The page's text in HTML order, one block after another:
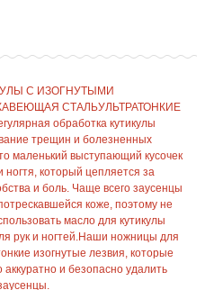
С ИЗОГНУТЫМИ
СТАЛЬУЛЬТРАТОНКИЕ
обработка кутикулы
трещин и болезненных
маленький выступающий кусочек
ногтя, который цепляется за
и боль. Чаще всего заусенцы
коже, поэтому не
масло для кутикулы
рук и ногтей.Наши ножницы для
изогнутые лезвия, которые
и безопасно удалить